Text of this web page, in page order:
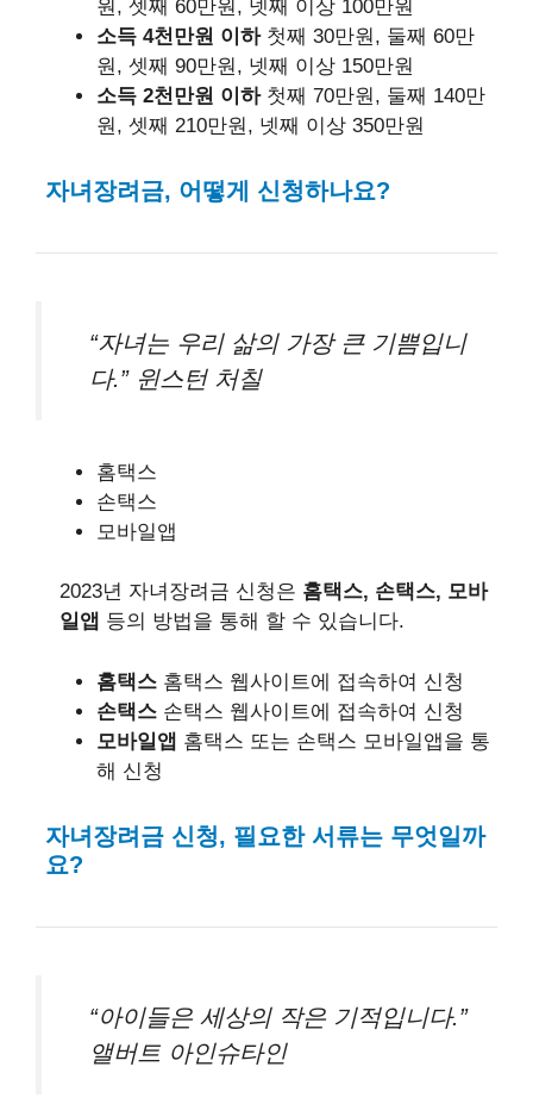
원, 셋째 60만원, 넷째 이상 100만원
소득 4천만원 이하첫째 30만원, 둘째 60만
원, 셋째 90만원, 넷째 이상 150만원
소득 2천만원 이하첫째 70만원, 둘째 140만
원, 셋째 210만원, 넷째 이상 350만원
자녀장려금, 어떻게 신청하나요?
“자녀는 우리 삶의 가장 큰 기쁨입니
다.” 윈스턴 처칠
홈택스
손택스
모바일앱
2023년 자녀장려금 신청은 홈택스, 손택스, 모바
일앱 등의 방법을 통해 할 수 있습니다.
홈택스 홈택스 웹사이트에 접속하여 신청
손택스 손택스 웹사이트에 접속하여 신청
모바일앱 홈택스 또는 손택스 모바일앱을 통
해 신청
자녀장려금 신청, 필요한 서류는 무엇일까
요?
“아이들은 세상의 작은 기적입니다.”
앨버트 아인슈타인